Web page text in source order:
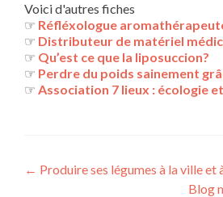
Voici d'autres fiches
☞ Réfléxologue
☞ Distributeur de matériel
☞ Qu’est ce que la liposuccion?
☞ Perdre du poids sainement
☞ Association 7 lieux : écologie
Navigation
← Produire ses légumes à la ville et
Blog